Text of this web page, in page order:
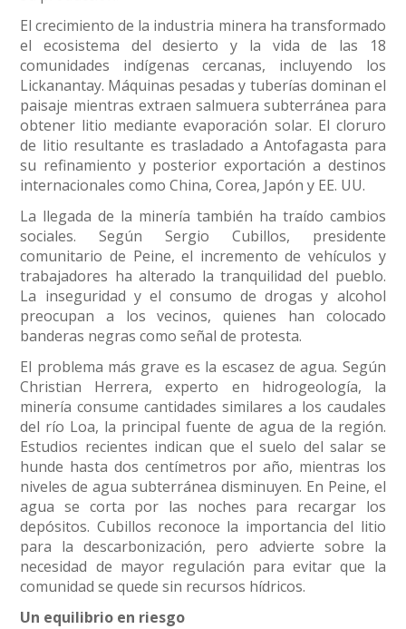
El crecimiento de la industria minera ha transformado
el ecosistema del desierto y la vida de las 18
comunidades indígenas cercanas, incluyendo los
Lickanantay. Máquinas pesadas y tuberías dominan el
paisaje mientras extraen salmuera subterránea para
obtener litio mediante evaporación solar. El cloruro
de litio resultante es trasladado a Antofagasta para
su refinamiento y posterior exportación a destinos
internacionales como China, Corea, Japón y EE. UU.
La llegada de la minería también ha traído cambios
sociales. Según Sergio Cubillos, presidente
comunitario de Peine, el incremento de vehículos y
trabajadores ha alterado la tranquilidad del pueblo.
La inseguridad y el consumo de drogas y alcohol
preocupan a los vecinos, quienes han colocado
banderas negras como señal de protesta.
El problema más grave es la escasez de agua. Según
Christian Herrera, experto en hidrogeología, la
minería consume cantidades similares a los caudales
del río Loa, la principal fuente de agua de la región.
Estudios recientes indican que el suelo del salar se
hunde hasta dos centímetros por año, mientras los
niveles de agua subterránea disminuyen. En Peine, el
agua se corta por las noches para recargar los
depósitos. Cubillos reconoce la importancia del litio
para la descarbonización, pero advierte sobre la
necesidad de mayor regulación para evitar que la
comunidad se quede sin recursos hídricos.
Un equilibrio en riesgo